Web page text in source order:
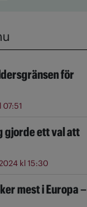
för
07:51
gjorde ett val att
kl 15:30
mest i Europa –